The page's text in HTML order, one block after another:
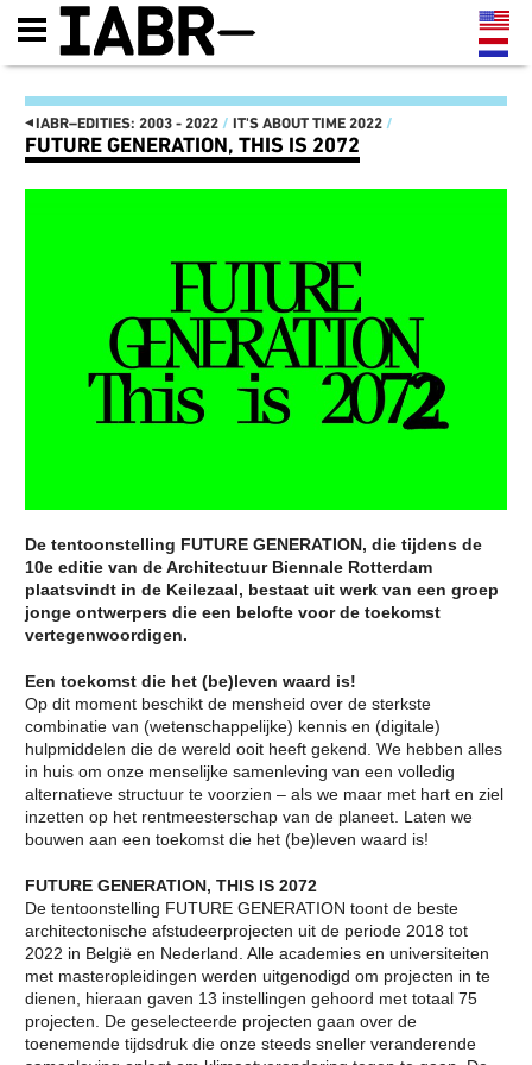
◂IABR–EDITIES: 2003 - 2022 / IT'S ABOUT TIME 2022 /
FUTURE GENERATION, THIS IS 2072
De tentoonstelling FUTURE GENERATION, die tijdens de
10e editie van de Architectuur Biennale Rotterdam
plaatsvindt in de Keilezaal, bestaat uit werk van een groep
jonge ontwerpers die een belofte voor de toekomst
vertegenwoordigen.
Een toekomst die het (be)leven waard is!
Op dit moment beschikt de mensheid over de sterkste
combinatie van (wetenschappelijke) kennis en (digitale)
hulpmiddelen die de wereld ooit heeft gekend. We hebben alles
in huis om onze menselijke samenleving van een volledig
alternatieve structuur te voorzien – als we maar met hart en ziel
inzetten op het rentmeesterschap van de planeet. Laten we
bouwen aan een toekomst die het (be)leven waard is!
FUTURE GENERATION, THIS IS 2072
De tentoonstelling FUTURE GENERATION toont de beste
architectonische afstudeerprojecten uit de periode 2018 tot
2022 in België en Nederland. Alle academies en universiteiten
met masteropleidingen werden uitgenodigd om projecten in te
dienen, hieraan gaven 13 instellingen gehoord met totaal 75
projecten. De geselecteerde projecten gaan over de
toenemende tijdsdruk die onze steeds sneller veranderende
23 EN 24 SEPTEMBER
FUTURE GENERATION, THIS
TENTOONSTELLINGS-
HERBRUIKBARE
GAAN DOEN
IT’S ABOUT TIME: OPEN CALL
CURATORIAL STATEMENT:
IT’S ABOUT TIME
CURATORENTEAM VAN DE
10E INTERNATIONALE
ROTTERDAM
IABR–DOWN TO EARTH
AGENDA IABR–DOWN TO
EARTH
CURATOR INLEIDING DOWN
TO EARTH
CURATOR TEAM IABR–DOWN
TO EARTH
GEORGE BRUGMANS
THIJS VAN SPAANDONK
JURGEN BEY
EVA PFANNES
TENTOONSTELLING: THE
HIGH GROUND
DE STAART: DE
KANSENKAART
VIJF DEELSTUDIES
CREDITS
DE IABR EN WATER
EN CONFERENTIES
NEXT MEET-UPS
NEXT WALKS
NEXT GENERATION
CATALOGUS
IABR–2016–ATELIERS
NEXT WEB MAGAZINE
CURATOR TEAM EN CREDITS
IABR–2016
MAARTEN HAJER,
IABR–2014–URBAN BY
DE TENTOONSTELLING
DE AARDE EEN TUIN
NATUURBESCHERMING
IN EEN
VERSTEDELIJKTE
HET VERKENNEN VAN DE
ONDERGROND
DE GROND ONDER
ONZE VOETEN
STADSLANDSCHAP EN
KLIMAATVERANDERING
REBUILD BY DESIGN
RESILIENCE
REBUILD BY DESIGN
NEW MEADOWLANDS
METABOLISME
DE UITDAGING VAN DE
THE VERNON CITY
PROJECT
METROPOLITAN
AGRICULTURE
STRATEGIEËN VOOR HET
STADSLANDSCHAP
HET MOZAÏEK VAN